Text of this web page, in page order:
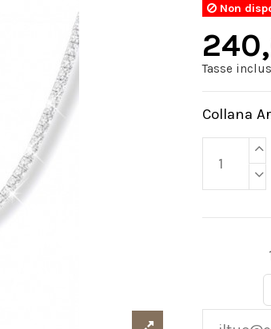
Non
Tasse
Collana